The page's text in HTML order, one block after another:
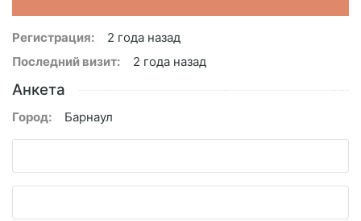
Регистрация:
2 года назад
Последний визит:
2 года назад
Анкета
Город: Барнаул